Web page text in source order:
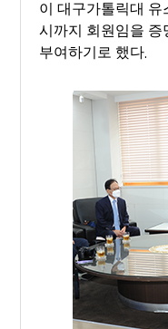
이 대구가톨릭대 유
시까지 회원임을 증
부여하기로 했다.